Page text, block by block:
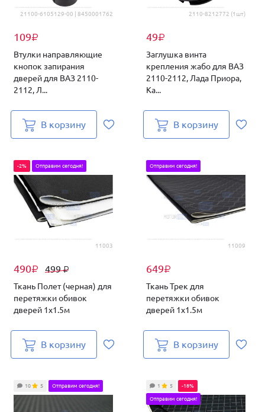
21100-6105129-00 | 8450001762
109₽
Втулки направляющие
кнопок запирания
дверей для ВАЗ 2110-
2112, Л...
В корзину
2110-8212772 (1шт)
49₽
Заглушка винта
крепления жабо для ВАЗ
2110-2112, Лада Приора,
Ка...
В корзину
11003
490₽ 499₽
-2% Отправим сегодня!
Ткань Полет (черная) для
перетяжки обивок
дверей 1х1.5м
В корзину
11009
649₽
Отправим сегодня!
Ткань Трек для
перетяжки обивок
дверей 1х1.5м
В корзину
10 5 Отправим сегодня! 1 5 -18%
Отправим сегодня!